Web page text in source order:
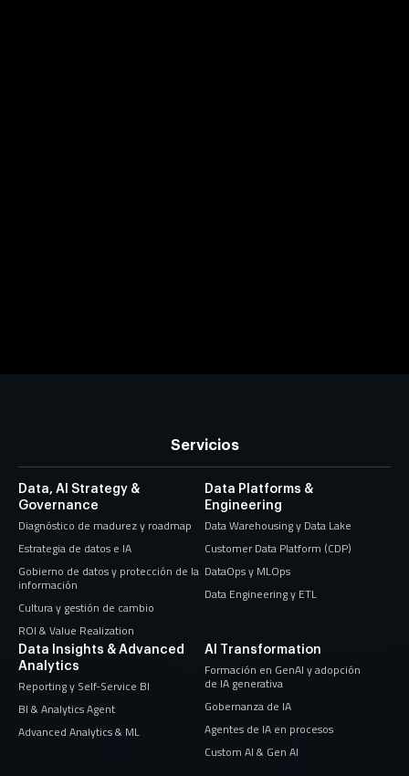
Servicios
Data, AI Strategy &
Governance
Diagnóstico de madurez y roadmap
Estrategia de datos e IA
Gobierno de datos y protección de la
información
Cultura y gestión de cambio
ROI & Value Realization
Data Platforms &
Engineering
Data Warehousing y Data Lake
Customer Data Platform (CDP)
DataOps y MLOps
Data Engineering y ETL
Data Insights & Advanced
Analytics
Reporting y Self-Service BI
BI & Analytics Agent
Advanced Analytics & ML
AI Transformation
Formación en GenAI y adopción
de IA generativa
Gobernanza de IA
Agentes de IA en procesos
Custom AI & Gen AI